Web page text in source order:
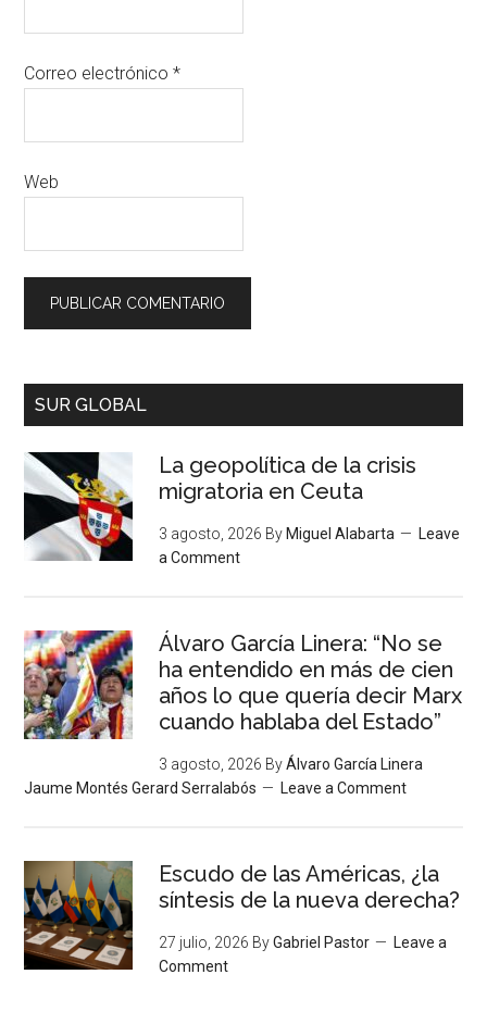
Correo electrónico*
Web
SUR GLOBAL
La geopolítica de la crisis
migratoria en Ceuta
3 agosto, 2026 By Miguel Alabarta
Leave
a Comment
Álvaro García Linera: “No se
ha entendido en más de cien
años lo que quería decir Marx
cuando hablaba del Estado”
3 agosto, 2026 ByÁlvaro García Linera
Jaume Montés Gerard Serralabós
Leave a Comment
Escudo de las Américas, ¿la
síntesis de la nueva derecha?
27 julio, 2026 ByGabriel Pastor
Leave a
Comment